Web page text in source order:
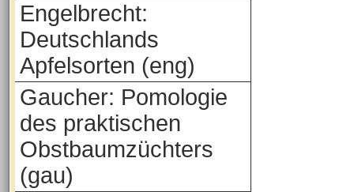
Engelbrecht:
Deutschlands
Apfelsorten (eng)
Gaucher: Pomologie
des praktischen
Obstbaumzüchters
(gau)